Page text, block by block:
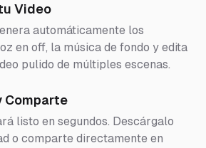
Video
automáticamente los
en off, la música de fondo y edita
pulido de múltiples escenas.
Comparte
listo en segundos. Descárgalo
o comparte directamente en